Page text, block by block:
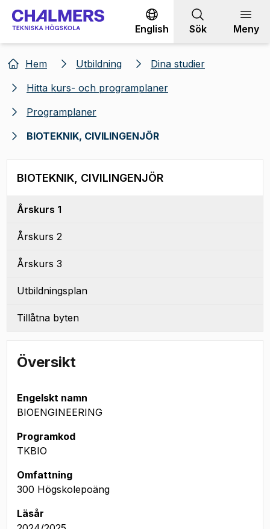
Gå till innehållet
English Sök Meny
Hem Utbildning
Dina studier
Hitta kurs- och programplaner
Programplaner
BIOTEKNIK, CIVILINGENJÖR
BIOTEKNIK, CIVILINGENJÖR
Årskurs 1
Årskurs 2
Årskurs 3
Utbildningsplan
Tillåtna byten
Översikt
Engelskt namn
BIOENGINEERING
Programkod
TKBIO
Omfattning
300 Högskolepoäng
Läsår